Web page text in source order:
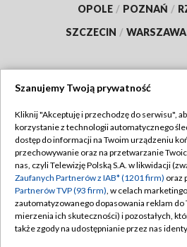
OPOLE / POZNAŃ /
SZCZECIN / WARSZAWA
TVP
Abonament TVP
Emisja w TVP
Centrum informacji TVP
Naziemna Telewizja Cyfrowa
Regulamin
Polityka
Moje
Pomoc
Szanujemy Twoją prywatność
Kliknij "Akceptuję i przechodzę do serwisu",
korzystanie z technologii automatycznego
dostęp do informacji na Twoim urządzeniu
przechowywanie oraz na przetwarzanie
nas, czyli Telewizję Polską S.A. w likwidacji
Zaufanych Partnerów z IAB* (1201 firm) oraz
Partnerów TVP (93 firm), w celach
zautomatyzowanego dopasowania reklam
mierzenia ich skuteczności) i pozostałych,
także zgody na udostępnianie przez nas